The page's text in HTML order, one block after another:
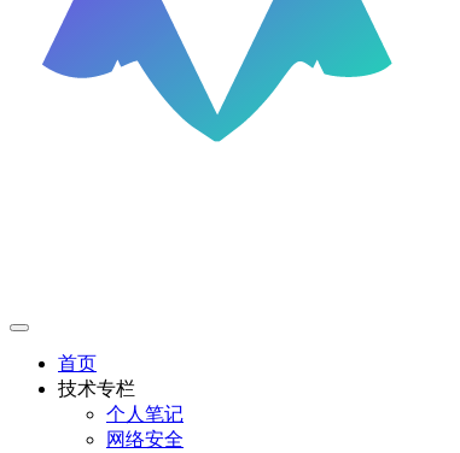
首页
技术专栏
个人笔记
网络安全